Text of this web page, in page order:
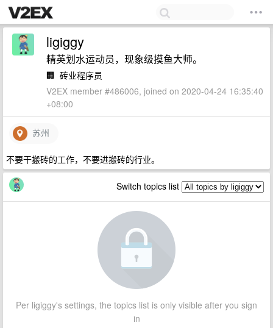
ligiggy
精英划水运动员，现象级摸鱼大师。
🏢 砖业程序员
V2EX member #486006, joined on 2020-04-24 16:35:40
+08:00
苏州
不要干搬砖的工作，不要进搬砖的行业。
Switch topics list
Per ligiggy's settings, the topics list is only visible after you sign
in